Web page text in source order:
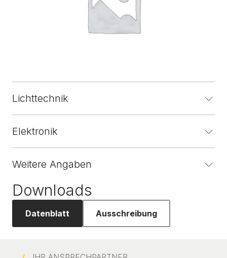
Lichttechnik
Elektronik
Weitere Angaben
Downloads
Datenblatt Ausschreibung